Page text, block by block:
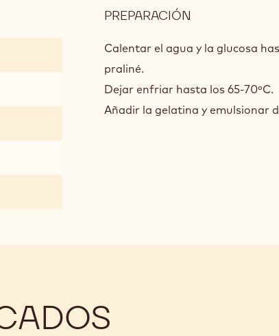
PREPARACIÓN
DE
Calentar el agua y la glucosa
praliné.
Dejar enfriar hasta los 65-70ºC.
Añadir la gelatina y emulsionar